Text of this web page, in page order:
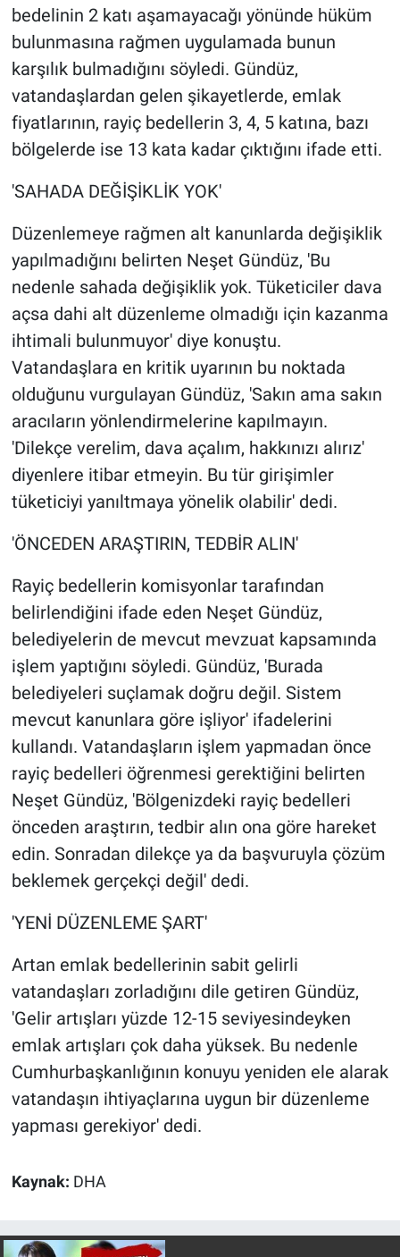
bedelinin 2 katı aşamayacağı yönünde hüküm
bulunmasına rağmen uygulamada bunun
karşılık bulmadığını söyledi. Gündüz,
vatandaşlardan gelen şikayetlerde, emlak
fiyatlarının, rayiç bedellerin 3, 4, 5 katına, bazı
bölgelerde ise 13 kata kadar çıktığını ifade etti.
'SAHADA DEĞİŞİKLİK YOK'
Düzenlemeye rağmen alt kanunlarda değişiklik
yapılmadığını belirten Neşet Gündüz, 'Bu
nedenle sahada değişiklik yok. Tüketiciler dava
açsa dahi alt düzenleme olmadığı için kazanma
ihtimali bulunmuyor' diye konuştu.
Vatandaşlara en kritik uyarının bu noktada
olduğunu vurgulayan Gündüz, 'Sakın ama sakın
aracıların yönlendirmelerine kapılmayın.
'Dilekçe verelim, dava açalım, hakkınızı alırız'
diyenlere itibar etmeyin. Bu tür girişimler
tüketiciyi yanıltmaya yönelik olabilir' dedi.
'ÖNCEDEN ARAŞTIRIN, TEDBİR ALIN'
Rayiç bedellerin komisyonlar tarafından
belirlendiğini ifade eden Neşet Gündüz,
belediyelerin de mevcut mevzuat kapsamında
işlem yaptığını söyledi. Gündüz, 'Burada
belediyeleri suçlamak doğru değil. Sistem
mevcut kanunlara göre işliyor' ifadelerini
kullandı. Vatandaşların işlem yapmadan önce
rayiç bedelleri öğrenmesi gerektiğini belirten
Neşet Gündüz, 'Bölgenizdeki rayiç bedelleri
önceden araştırın, tedbir alın ona göre hareket
edin. Sonradan dilekçe ya da başvuruyla çözüm
beklemek gerçekçi değil' dedi.
'YENİ DÜZENLEME ŞART'
Artan emlak bedellerinin sabit gelirli
vatandaşları zorladığını dile getiren Gündüz,
'Gelir artışları yüzde 12-15 seviyesindeyken
emlak artışları çok daha yüksek. Bu nedenle
Cumhurbaşkanlığının konuyu yeniden ele alarak
vatandaşın ihtiyaçlarına uygun bir düzenleme
yapması gerekiyor' dedi.
Kaynak: DHA
Ne demişti
Nedir
Popüler
Programlar
Sağlık
Spor
Teknoloji
Türkiye'nin Geleceği
Türkiye'nin Gündemi
Yerel Gündem
Yerel Yaşam
Canlı Yayın